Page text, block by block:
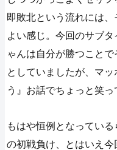
即敗北という流れには
よい感じ。今回のサブ
ゃんは自分が勝つこと
としていましたが、マ
う』お話でちょっと笑っ
もはや恒例となってい
の初戦負け、とはいえ